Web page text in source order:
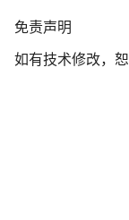
免
声
免责声明
如有技术修改，
您需要帮